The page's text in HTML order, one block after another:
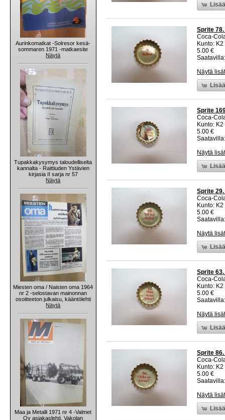
Aurinkomatkat -Solresor kesä-
sommaren 1971 -matkaesite
Näytä
Tupakkakysymys taloudelliselta
kannalta - Raittiuden Ystävien
kirjasia II sarja nr 57
Näytä
Miesten oma / Naisten oma 1964
nr 2 -selostavan mainonnan
osoitteeton julkaisu, kääntölehti
Näytä
Maa ja Metalli 1971 nr 4 -Valmet
Oy asiakaslehti, Vakolan
Sprite
Coca-
Kunto:
5.00 €
Näytä
Sprite
Coca-
Kunto:
5.00 €
Näytä
Sprite
Coca-
Kunto:
5.00 €
Näytä
Sprite
Coca-
Kunto:
5.00 €
Näytä
Sprite
Coca-
Kunto:
5.00 €
Näytä